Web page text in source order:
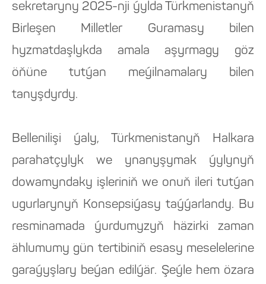
sekretaryny 2025-nji ýylda Türkmenistanyň
Birleşen Milletler Guramasy bilen
hyzmatdaşlykda amala aşyrmagy göz
öňüne tutýan meýilnamalary bilen
tanyşdyrdy.
Bellenilişi ýaly, Türkmenistanyň Halkara
parahatçylyk we ynanyşymak ýylynyň
dowamyndaky işleriniň we onuň ileri tutýan
ugurlarynyň Konsepsiýasy taýýarlandy. Bu
resminamada ýurdumyzyň häzirki zaman
ählumumy gün tertibiniň esasy meselelerine
garaýyşlary beýan edilýär. Şeýle hem özara